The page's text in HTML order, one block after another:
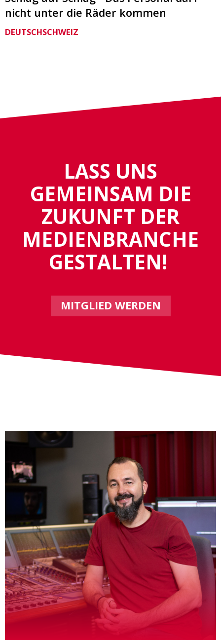
nicht unter die Räder kommen
DEUTSCHSCHWEIZ
LASS UNS
GEMEINSAM DIE
ZUKUNFT DER
MEDIENBRANCHE
GESTALTEN!
MITGLIED WERDEN